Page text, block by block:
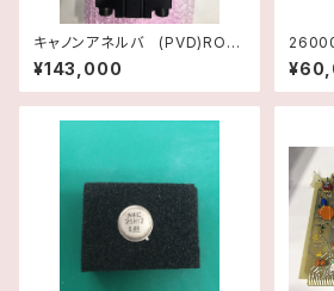
キャノンアネルバ (PVD)ROT
アクチュエーター
¥143,000
AM
74001
ンツ